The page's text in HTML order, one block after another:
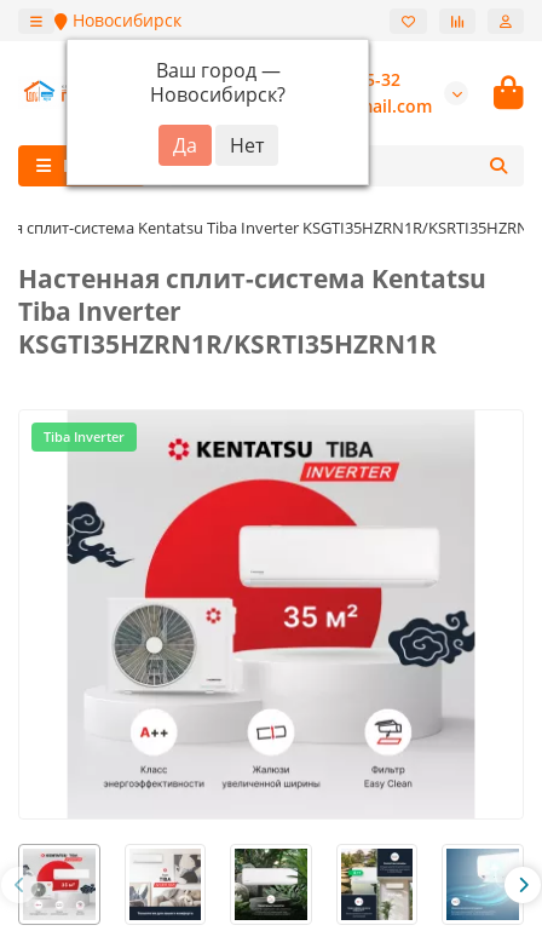
Новосибирск
Ваш город —
Новосибирск?
+7 (913) 987-55-32
burannsk@gmail.com
Каталог
сплит-система Kentatsu Tiba Inverter KSGTI35HZRN1R/
Настенная сплит-система Kentatsu
Tiba Inverter
KSGTI35HZRN1R/KSRTI35HZRN1R
Tiba Inverter